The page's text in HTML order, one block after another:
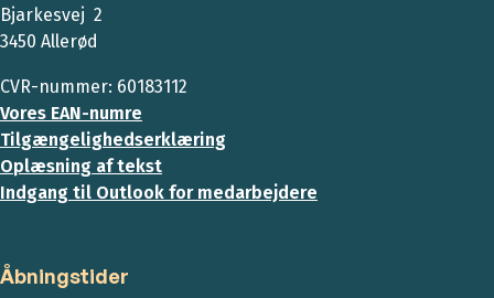
Bjarkesvej 2
3450 Allerød
CVR-nummer: 60183112
Vores EAN-numre
Tilgængelighedserklæring
Oplæsning af tekst
Indgang til Outlook for medarbejdere
Åbningstider